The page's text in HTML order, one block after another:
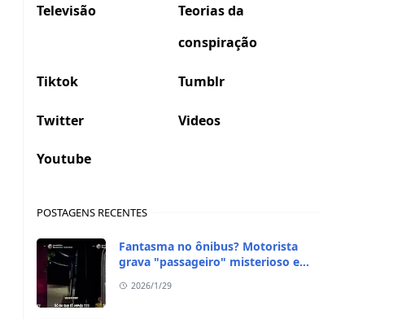
Televisão
Teorias da
conspiração
Tiktok Tumblr
Twitter Videos
Youtube
POSTAGENS RECENTES
Fantasma no ônibus? Motorista
grava "passageiro" misterioso em
2026/1/29